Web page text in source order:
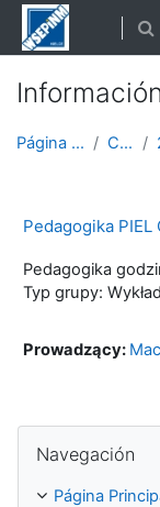
Salta al contenido
Página Principal Cursos
Pedagogika
Pedagogika
Typ grupy: Wykład
Prowadzący:
Navegación
Página